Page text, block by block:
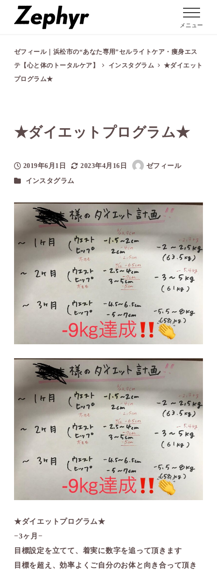
メニュー
ゼフィール｜浜松市の“あなた専用”セルライトケア・痩身エス
テ【心と体のトータルケア】
インスタグラム
★ダイエット
プログラム★
★ダイエットプログラム★
2019年6月1日
2023年4月16日
著
ゼフィール
カテゴリー
インスタグラム
★ダイエットプログラム★
−3ヶ月−
目標設定を立てて、着実に数字を追って頂きます
目標を超え、効率よくご自分のお体と向き合って頂き